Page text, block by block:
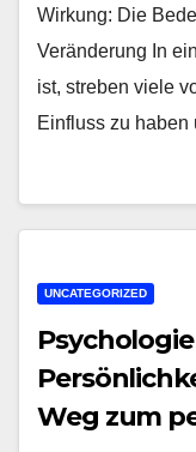
Wirkung: Die
Veränderung In
ist, streben viele
Einfluss zu
UNCATEGORIZED
Weg zum